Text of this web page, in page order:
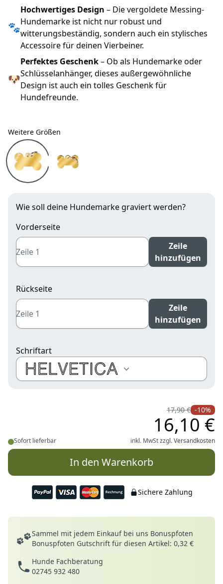
🐾
Hochwertiges Design – Die vergoldete Messing-
Hundemarke ist nicht nur robust und
witterungsbeständig, sondern auch ein stylisches
Accessoire für deinen Vierbeiner.
🐶
Perfektes Geschenk– Ob als Hundemarke oder
Schlüsselanhänger, dieses außergewöhnliche
Design ist auch ein tolles Geschenk für
Hundefreunde.
Weitere Größen
Weitere Größen
Hundemarke Knochen vergoldetes Messing groß
Hundemarke Knochen vergoldetes
Wie soll deine Hundemarke graviert werden?
Vorderseite
Zeile
hinzufügen
Rückseite
Zeile
hinzufügen
Schriftart
Schriftarten
Sofort lieferbar
17,90 € -10%
16,10 €
inkl. MwSt zzgl.Versandkosten
In den Warenkorb
Sichere Zahlung
Deine Vorteile
Sammel mit jedem Einkauf bei uns Bonuspfoten
Bonuspfoten Gutschrift für diesen Artikel: 0,32 €
Hunde Fachberatung
02745 932 480